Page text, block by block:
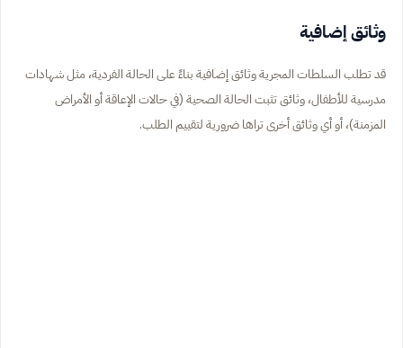
وثائق إضافية
قد تطلب السلطات المجرية وثائق إضافية بناءً على الحالة الفردية، مثل شهادات
مدرسية للأطفال، وثائق تثبت الحالة الصحية (في حالات الإعاقة أو الأمراض
المزمنة)، أو أي وثائق أخرى تراها ضرورية لتقييم الطلب.